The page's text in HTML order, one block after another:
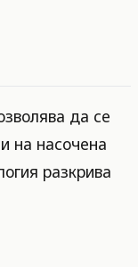
да се
на насочена
разкрива